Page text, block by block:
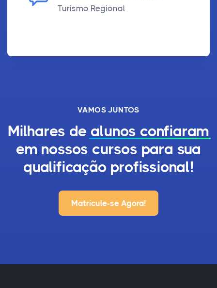
Turismo Regional
VAMOS JUNTOS
Milhares de alunos confiaram
em nossos cursos para sua
qualificação profissional!
Matricule-se Agora!